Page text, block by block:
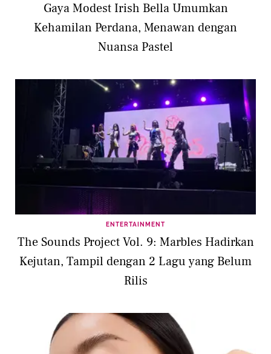
Gaya Modest Irish Bella Umumkan
Kehamilan Perdana, Menawan dengan
Nuansa Pastel
ENTERTAINMENT
The Sounds Project Vol. 9: Marbles Hadirkan
Kejutan, Tampil dengan 2 Lagu yang Belum
Rilis